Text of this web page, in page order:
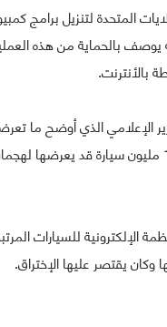
الولايات المتحدة لتنزيل
يوصف بالحماية من هذه
بالأنترنت.
الإعلامي الذي أوضح
طرف خبراء أمن،مضيفة أنها تشك في وجود ثغرات أمنية في
الإلكترونية للسيارات
يقتصر عليها الإختراق.